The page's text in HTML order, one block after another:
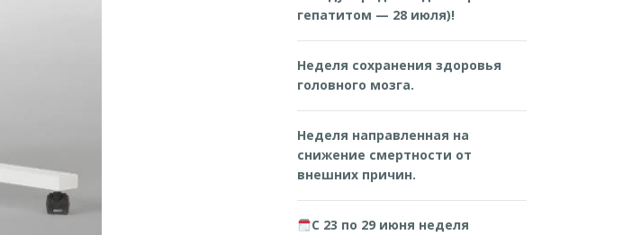
гепатитом — 28 июля)!
Неделя сохранения здоровья
головного мозга.
Неделя направленная на
снижение смертности от
внешних причин.
С 23 по 29 июня неделя